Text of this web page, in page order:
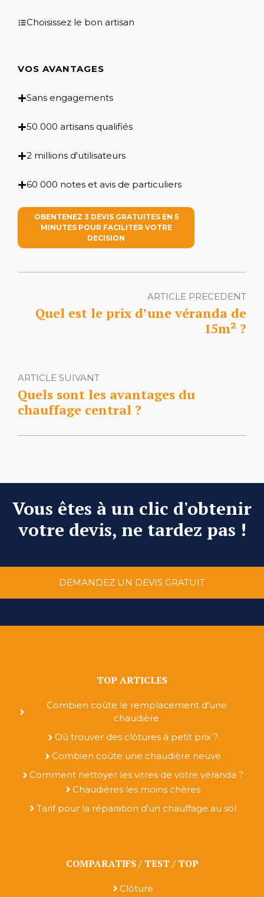
Choisissez le bon artisan
VOS AVANTAGES
Sans engagements
50 000 artisans qualifiés
2 millions d'utilisateurs
60 000 notes et avis de particuliers
OBENTENEZ 3 DEVIS GRATUITES EN 5
MINUTES POUR FACILITER VOTRE
DECISION
ARTICLE PRECEDENT
Quel est le prix d’une véranda de
15m² ?
ARTICLE SUIVANT
Quels sont les avantages du
chauffage central ?
Vous êtes à un clic d'obtenir
votre devis, ne tardez pas !
DEMANDEZ UN DEVIS GRATUIT
TOP ARTICLES
Combien coûte le remplacement d'une
chaudière
Où trouver des clôtures à petit prix ?
Combien coûte une chaudière neuve
Comment nettoyer les vitres de votre véranda ?
Chaudières les moins chères
Tarif pour la réparation d'un chauffage au sol
COMPARATIFS / TEST / TOP
Clôture